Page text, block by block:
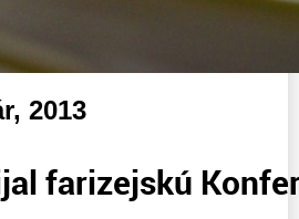
2013
farizejskú